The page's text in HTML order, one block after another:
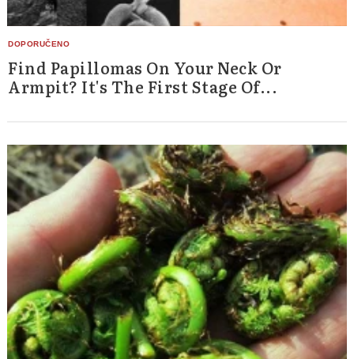
Find Papillomas On Your Neck Or
Armpit? It's The First Stage Of...